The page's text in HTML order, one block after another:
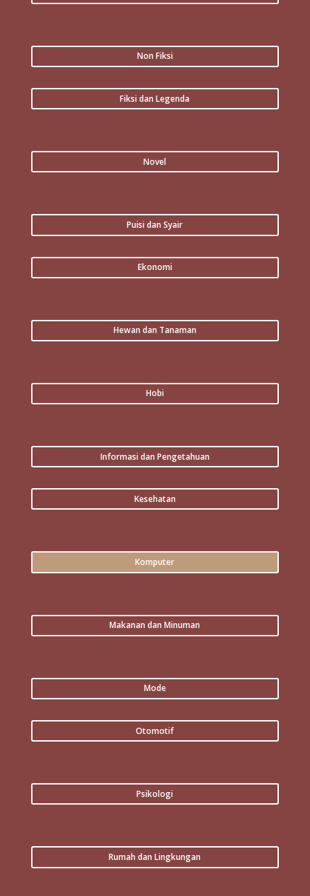
Non Fiksi
Fiksi dan Legenda
Novel
Puisi dan Syair
Ekonomi
Hewan dan Tanaman
Hobi
Informasi dan Pengetahuan
Kesehatan
Komputer
Makanan dan Minuman
Mode
Otomotif
Psikologi
Rumah dan Lingkungan